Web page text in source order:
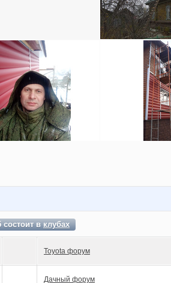
состоит вклубах
Toyota форум
Дачный форум